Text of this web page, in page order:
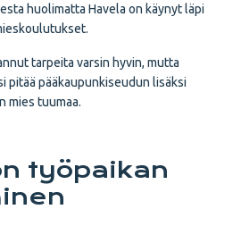
huolimatta Havela on käynyt läpi
tarpeita varsin hyvin, mutta
pitää pääkaupunkiseudun lisäksi
mies tuumaa.
työpaikan